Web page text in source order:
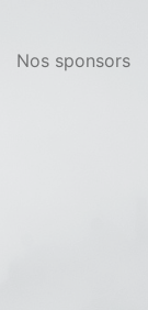
Nos sponsors